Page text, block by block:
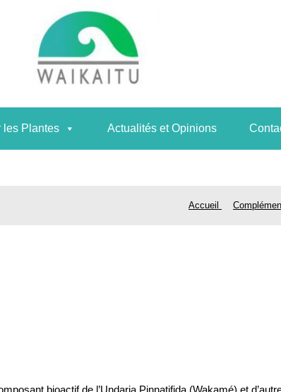
les Plantes Actualités et Opinions
Fucoïdane Accueil
bioactif de l’Undaria Pinnatifida (Wakamé) et
les Plantes Actualités et Opinions